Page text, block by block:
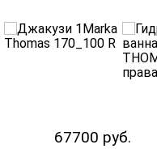
67700 руб.